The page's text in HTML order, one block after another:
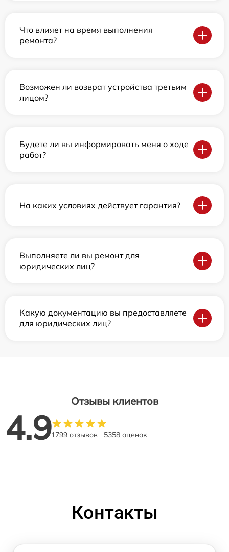
Что влияет на время выполнения
ремонта?
Возможен ли возврат устройства третьим
лицом?
Будете ли вы информировать меня о ходе
работ?
На каких условиях действует гарантия?
Выполняете ли вы ремонт для
юридических лиц?
Какую документацию вы предоставляете
для юридических лиц?
Отзывы клиентов
4.91799 отзывов 5358 оценок
Контакты